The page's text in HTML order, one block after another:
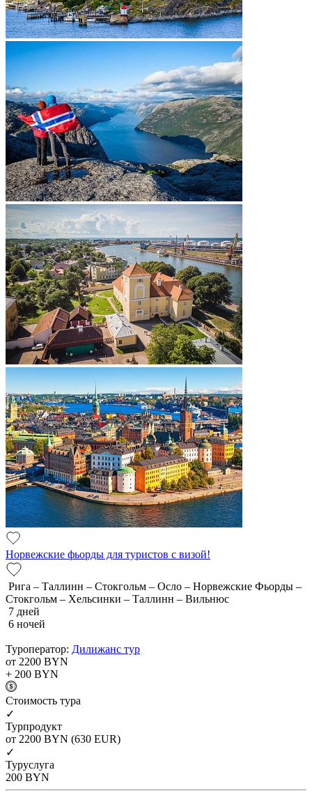
Норвежские фьорды для туристов с визой!
Рига – Таллинн – Стокгольм – Осло – Норвежские Фьорды –
Стокгольм – Хельсинки – Таллинн – Вильнюс
7 дней
6 ночей
Туроператор: Дилижанс тур
от 2200 BYN
+ 200 BYN
Cтоимость тура
✓
Турпродукт
от 2200 BYN (630 EUR)
✓
Туруслуга
200 BYN